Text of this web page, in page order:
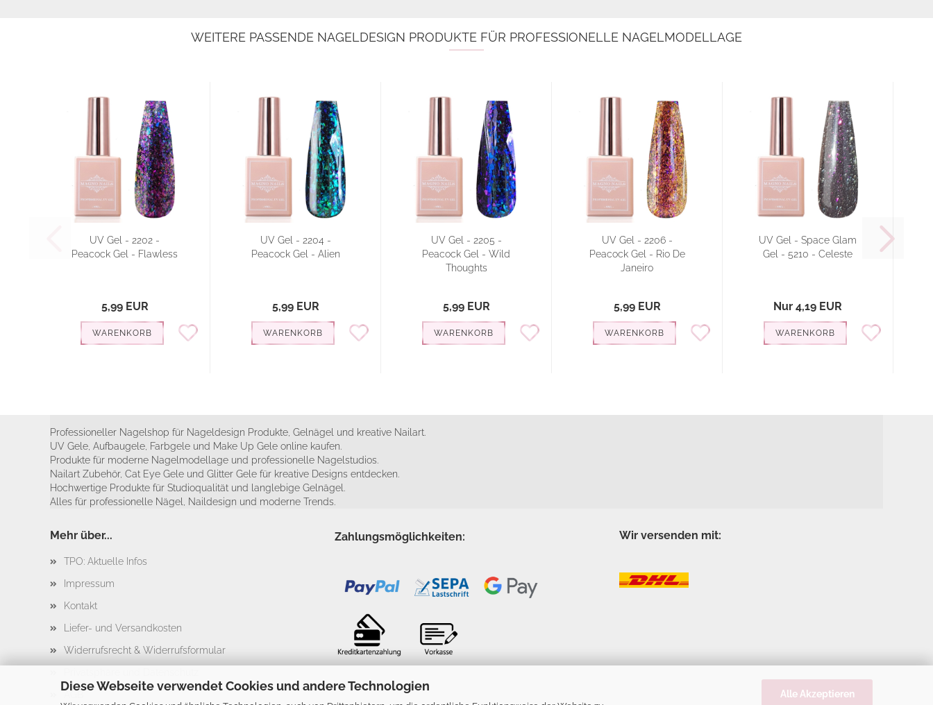
Diese Webseite verwendet Cookies und andere Technologien
Alle Akzeptieren
WEITERE PASSENDE NAGELDESIGN PRODUKTE FÜR PROFESSIONELLE NAGELMODELLAGE
UV Gel - 2202 -
Peacock Gel - Flawless
5,99 EUR
WARENKORB
UV Gel - 2204 -
Peacock Gel - Alien
5,99 EUR
WARENKORB
UV Gel - 2205 -
Peacock Gel - Wild
Thoughts
5,99 EUR
WARENKORB
UV Gel - 2206 -
Peacock Gel - Rio De
Janeiro
5,99 EUR
WARENKORB
UV Gel - Space Glam
Gel - 5210 - Celeste
Nur 4,19 EUR
WARENKORB
Professioneller Nagelshop für Nageldesign Produkte, Gelnägel und kreative Nailart.
UV Gele, Aufbaugele, Farbgele und Make Up Gele online kaufen.
Produkte für moderne Nagelmodellage und professionelle Nagelstudios.
Nailart Zubehör, Cat Eye Gele und Glitter Gele für kreative Designs entdecken.
Hochwertige Produkte für Studioqualität und langlebige Gelnägel.
Alles für professionelle Nägel, Naildesign und moderne Trends.
Mehr über...
TPO: Aktuelle Infos
Impressum
Kontakt
Liefer- und Versandkosten
Widerrufsrecht & Widerrufsformular
Zahlungsmöglichkeiten: Wir versenden mit: